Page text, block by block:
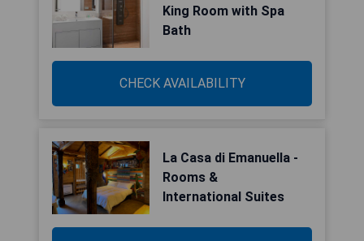
King Room with Spa
Bath
CHECK AVAILABILITY
La Casa di Emanuella -
Rooms &
International Suites